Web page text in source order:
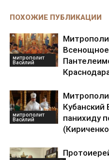
ПОХОЖИЕ ПУБЛИКАЦИИ
митрополит
Василий
митрополит
Василий
Кубанский
панихиду